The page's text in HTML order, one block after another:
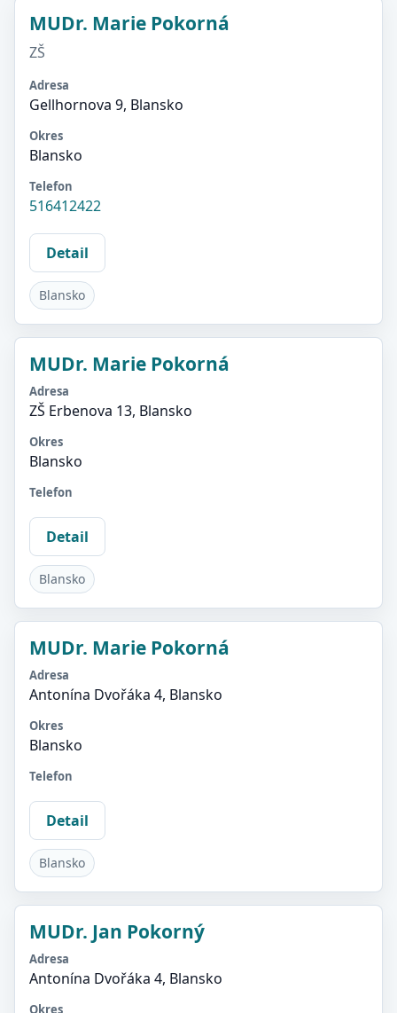
MUDr. Marie Pokorná
ZŠ
Adresa
Gellhornova 9, Blansko
Okres
Blansko
Telefon
516412422
Detail
Blansko
MUDr. Marie Pokorná
Adresa
ZŠ Erbenova 13, Blansko
Okres
Blansko
Telefon
Detail
Blansko
MUDr. Marie Pokorná
Adresa
Antonína Dvořáka 4, Blansko
Okres
Blansko
Telefon
Detail
Blansko
MUDr. Jan Pokorný
Adresa
Antonína Dvořáka 4, Blansko
Okres